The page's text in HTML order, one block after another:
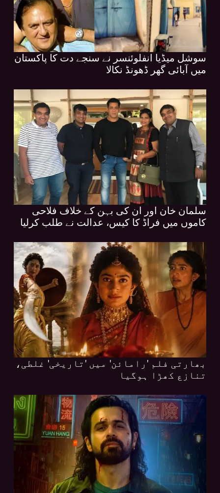
سوشل میڈیا انفلوئنسر نے سنجے دت کا پاکستان
میں آبائی گھر ڈھونڈ نکالا
سلمان خان اور ان کی بہن کے خلاف فلاحی
کاموں میں فراڈ کا کیس، عدالت نے طلب کرلیا
بھارتی فلم 'رامائن' میں 'تاریخی' غلطی،
تنازع کھڑا ہوگیا